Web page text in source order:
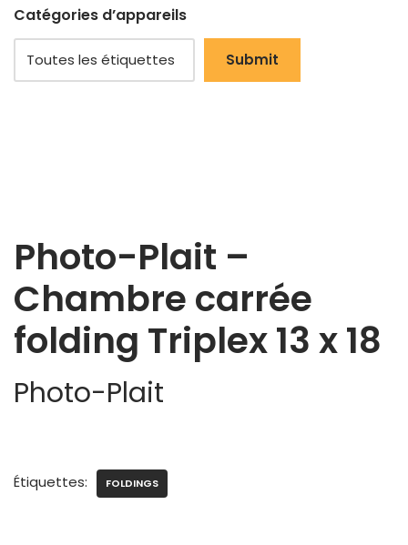
Catégories d’appareils
Photo-Plait –
Chambre carrée
folding Triplex 13 x 18
Photo-Plait
Étiquettes: FOLDINGS